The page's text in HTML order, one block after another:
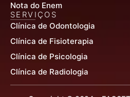
Nota do Enem
SERVIÇOS
Clínica de Odontologia
Clínica de Fisioterapia
Clínica de Psicologia
Clínica de Radiologia